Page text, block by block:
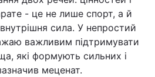
- це не лише спорт, а й
сила. У непростий
важливим підтримувати
які формують сильних і
меценат.